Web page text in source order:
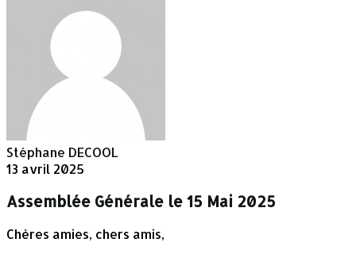
Stéphane DECOOL
13 avril 2025
Assemblée Générale le 15 Mai 2025
Chères amies, chers amis,